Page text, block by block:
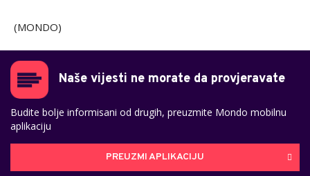
(MONDO)
Naše vijesti ne morate da provjeravate
Budite bolje informisani od drugih, preuzmite Mondo mobilnu
aplikaciju
PREUZMI APLIKACIJU